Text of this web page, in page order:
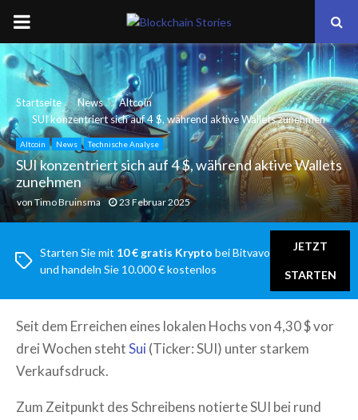
PRIMARY
MENU
Startseite News
Altcoin
SUI konzentriert sich auf 4 $, während aktive Wallets zunehmen
Altcoin News Technische Analyse
SUI konzentriert sich auf 4 $, während aktive Wallets
zunehmen
vonTimo Bruinsma 23 Februar 2025
Starten Sie mit 10 € gratis Krypto bei Bitvavo
und handeln Sie 10.000 € kostenlos
JETZT
STARTEN
Seit dem Erreichen eines lokalen Hochs von 4,30 $ vor
drei Wochen stehtSui(Ticker: SUI) unter starkem
Verkaufsdruck.
Zum Zeitpunkt des Schreibens notierte SUI bei rund